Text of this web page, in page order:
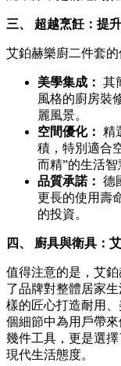
三、 超越烹飪：提
艾鉑赫樂廚二件套的
美學集成： 其
風格的廚房裝
麗風景。
空間優化： 精
積，特別適合
而精”的生活智
品質承諾： 德
更長的使用壽
的投資。
四、 廚具與衛具：
值得注意的是，艾鉑
了品牌對整體居家
樣的匠心打造耐用
個細節中為用戶帶
幾件工具，更是選
現代生活態度。